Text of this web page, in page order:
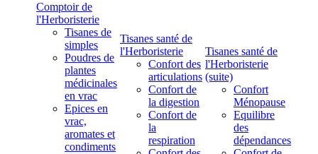
Comptoir de
l'Herboristerie
Tisanes de
simples
Poudres de
plantes
médicinales
en vrac
Epices en
vrac,
aromates et
condiments
Tisanes santé de
l'Herboristerie
Confort des
articulations
Confort de
la digestion
Confort de
la
respiration
Tisanes santé de
l'Herboristerie
(suite)
Confort
Ménopause
Equilibre
des
dépendances